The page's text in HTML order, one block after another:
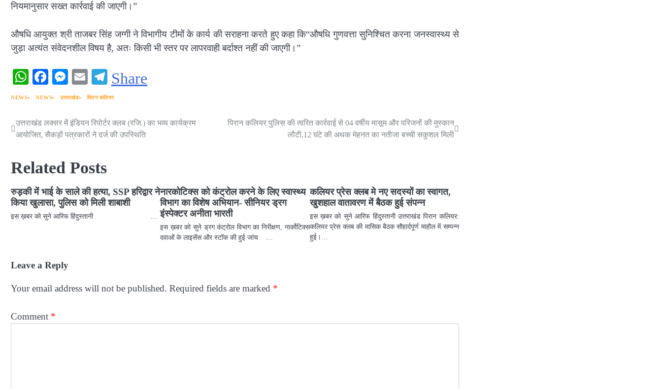
नियमानुसार सख्त कार्रवाई की जाएगी।”
औषधि आयुक्त श्री ताजबर सिंह जग्गी ने विभागीय टीमों के कार्य की सराहना करते हुए कहा कि“औषधि गुणवत्ता सुनिश्चित करना जनस्वास्थ्य से
जुड़ा अत्यंत संवेदनशील विषय है, अतः किसी भी स्तर पर लापरवाही बर्दाश्त नहीं की जाएगी।”
WhatsApp
Facebook
Messenger
EmailTelegram
Share
NEWS NEWS उत्तराखंड पिरान कलियर
Post
navigation
उत्तराखंड लक्सर में इंडियन रिपोर्टर क्लब (रजि.) का भव्य कार्यक्रम
आयोजित, सैकड़ों पत्रकारों ने दर्ज की उपस्थिति
पिरान कलियर पुलिस की त्वरित कार्रवाई से 04 वर्षीय मासूम और परिजनों की मुस्कान
लौटी,12 घंटे की अथक मेहनत का नतीजा बच्ची सकुशल मिली
Related Posts
रुड़की में भाई के साले की हत्या, SSP हरिद्वार ने
किया खुलासा, पुलिस को मिली शाबाशी
इस ख़बर को सुने आरिफ हिंदुस्तानी …
नारकोटिक्स को कंट्रोल करने के लिए स्वास्थ्य
विभाग का विशेष अभियान- सीनियर ड्रग
इंस्पेक्टर अनीता भारती
इस ख़बर को सुने ड्रग कंट्रोल विभाग का निरीक्षण, नार्कोटिक्स
दवाओं के लाइसेंस और स्टॉक की हुई जांच …
कलियर प्रेस क्लब मे नए सदस्यों का स्वागत,
खुशहाल वातावरण में बैठक हुई संपन्न
इस ख़बर को सुने आरिफ हिंदुस्तानी उत्तराखंड पिरान कलियर:
कलियर प्रेस क्लब की मासिक बैठक सौहार्दपूर्ण माहौल में सम्पन्न
हुई।…
Leave a Reply
Your email address will not be published. Required fields are marked *
Comment *